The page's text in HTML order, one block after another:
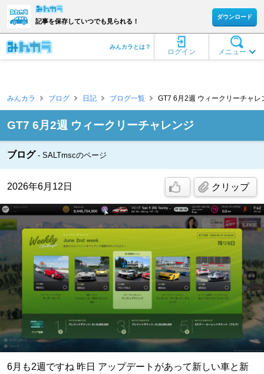
記事を保存していつでも見られる！
ダウンロード
メニュー
ログイン
みんカラとは？
みんカラ ブログ 日記 ブログ一覧 GT7 6月2週 ウィークリーチャレ
GT7 6月2週 ウィークリーチャレンジ
ブログ SALTmscのページ
2026年6月12日 クリップ
6月も2週ですね 昨日 アップデートがあって新しい車と新